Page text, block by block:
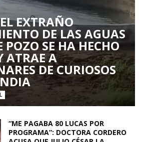
EXTRAÑO
DE LAS AGUAS
POZO SE HA HECHO
ATRAE A
DE CURIOSOS
“ME PAGABA 80 LUCAS POR
PROGRAMA”: DOCTORA CORDERO